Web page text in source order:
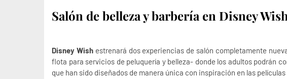
Salón de belleza y barbería en Disney Wish
Disney Wishestrenará dos experiencias de salón completamente
flota para servicios de peluquería y belleza- donde los adultos podrán
que han sido diseñados de manera única con inspiración en las